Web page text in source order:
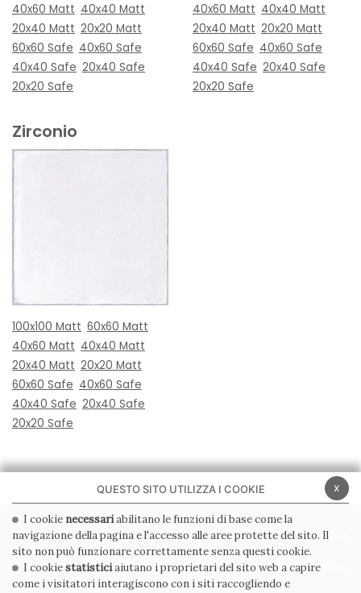
40x60 Matt 40x40 Matt
20x40 Matt 20x20 Matt
60x60 Safe 40x60 Safe
40x40 Safe 20x40 Safe
20x20 Safe
40x60 Matt 40x40 Matt
20x40 Matt 20x20 Matt
60x60 Safe 40x60 Safe
40x40 Safe 20x40 Safe
20x20 Safe
Zirconio
100x100 Matt 60x60 Matt
40x60 Matt 40x40 Matt
20x40 Matt 20x20 Matt
60x60 Safe 40x60 Safe
40x40 Safe 20x40 Safe
20x20 Safe
PRIVACY POLICY COOKIE POLICY
CONDIZIONI GENERALI WHISTLEBLOWING
x
QUESTO SITO UTILIZZA I COOKIE
I cookie necessariabilitano le funzioni di base come la
navigazione della pagina e l'accesso alle aree protette del sito. Il
sito non può funzionare correttamente senza questi cookie.
I cookiestatisticiaiutano i proprietari del sito web a capire
come i visitatori interagiscono con i siti raccogliendo e